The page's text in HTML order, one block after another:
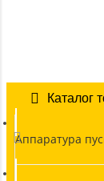
Каталог
Аппаратура